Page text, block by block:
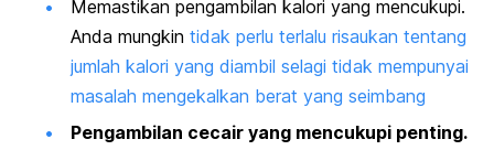
Memastikan pengambilan kalori yang mencukupi.
Anda mungkin tidak perlu terlalu risaukan tentang
jumlah kalori yang diambil selagi tidak mempunyai
masalah mengekalkan berat yang seimbang
Pengambilan cecair yang mencukupi penting.